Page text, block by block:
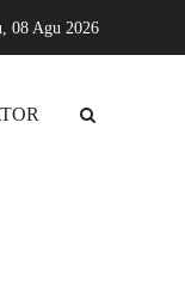
MADRASAH
08 Agu 2026